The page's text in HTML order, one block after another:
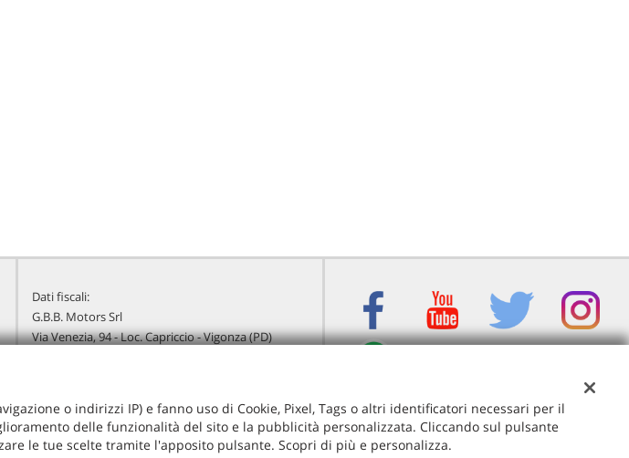
Dati fiscali:
G.B.B. Motors Srl
Via Venezia, 94 - Loc. Capriccio - Vigonza (PD)
o indirizzi IP) e fanno uso di Cookie, Pixel, Tags o altri identificatori necessari per il
delle funzionalità del sito e la pubblicità personalizzata. Cliccando sul pulsante
le tue scelte tramite l'apposito pulsante. Scopri di più e personalizza.